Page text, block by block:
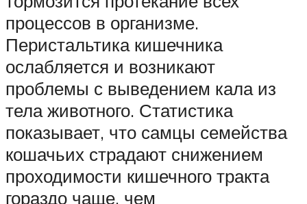
процессов в организме.
Перистальтика кишечника
ослабляется и возникают
проблемы с выведением кала из
тела животного. Статистика
показывает, что самцы семейства
кошачьих страдают снижением
проходимости кишечного тракта
гораздо чаще, чем